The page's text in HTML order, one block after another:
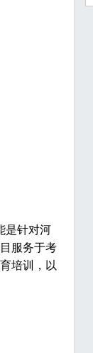
是针对河
服务于考
培训，以